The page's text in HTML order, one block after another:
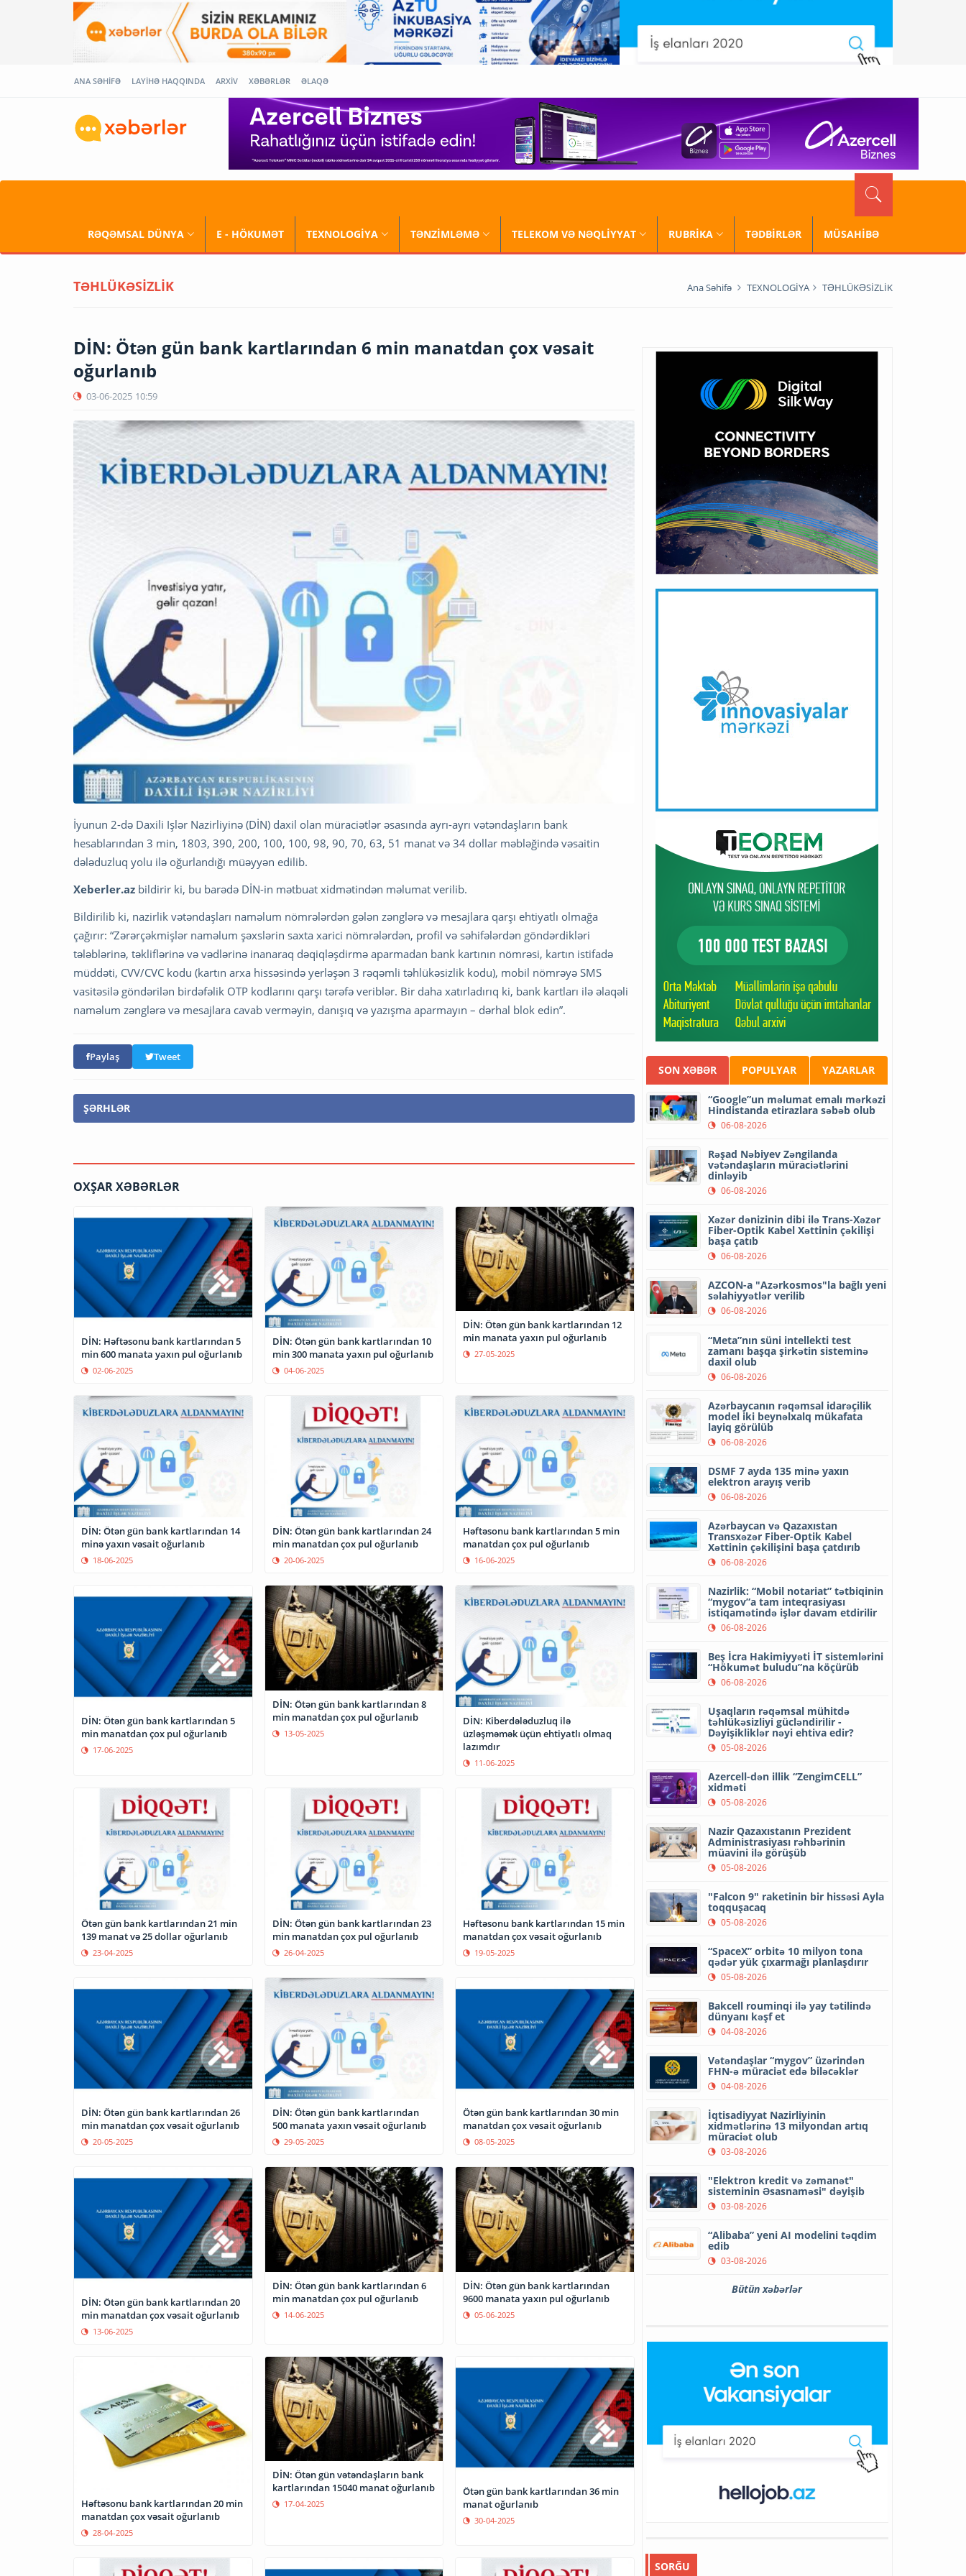
ANA SƏHİFƏ LAYİHƏ HAQQINDA ARXİV XƏBƏRLƏR ƏLAQƏ
RƏQƏMSAL DÜNYA E - HÖKUMƏT TEXNOLOGİYA TƏNZİMLƏMƏ TELEKOM VƏ NƏQLİYYAT RUBRİKA TƏDBİRLƏR MÜSAHİBƏ
TƏHLÜKƏSİZLİK Ana Səhifə TEXNOLOGİYA TƏHLÜKƏSİZLİK
DİN: Ötən gün bank kartlarından 6 min manatdan çox vəsait
oğurlanıb
03-06-2025 10:59
İyunun 2-də Daxili Işlər Nazirliyinə (DİN) daxil olan müraciətlər əsasında ayrı-ayrı vətəndaşların bank
hesablarından 3 min, 1803, 390, 200, 100, 100, 98, 90, 70, 63, 51 manat və 34 dollar məbləğində vəsaitin
dələduzluq yolu ilə oğurlandığı müəyyən edilib.
Xeberler.az bildirir ki, bu barədə DİN-in mətbuat xidmətindən məlumat verilib.
Bildirilib ki, nazirlik vətəndaşları naməlum nömrələrdən gələn zənglərə və mesajlara qarşı ehtiyatlı olmağa
çağırır: “Zərərçəkmişlər naməlum şəxslərin saxta xarici nömrələrdən, profil və səhifələrdən göndərdikləri
tələblərinə, təkliflərinə və vədlərinə inanaraq dəqiqləşdirmə aparmadan bank kartının nömrəsi, kartın istifadə
müddəti, CVV/CVC kodu (kartın arxa hissəsində yerləşən 3 rəqəmli təhlükəsizlik kodu), mobil nömrəyə SMS
vasitəsilə göndərilən birdəfəlik OTP kodlarını qarşı tərəfə veriblər. Bir daha xatırladırıq ki, bank kartları ilə əlaqəli
naməlum zənglərə və mesajlara cavab verməyin, danışıq və yazışma aparmayın – dərhal blok edin”.
Paylaş Tweet
ŞƏRHLƏR
OXŞAR XƏBƏRLƏR
DİN: Həftəsonu bank kartlarından 5
min 600 manata yaxın pul oğurlanıb
02-06-2025
DİN: Ötən gün bank kartlarından 10
min 300 manata yaxın pul oğurlanıb
04-06-2025
DİN: Ötən gün bank kartlarından 12
min manata yaxın pul oğurlanıb
27-05-2025
DİN: Ötən gün bank kartlarından 14
minə yaxın vəsait oğurlanıb
18-06-2025
DİN: Ötən gün bank kartlarından 24
min manatdan çox pul oğurlanıb
20-06-2025
Həftəsonu bank kartlarından 5 min
manatdan çox pul oğurlanıb
16-06-2025
DİN: Ötən gün bank kartlarından 5
min manatdan çox pul oğurlanıb
17-06-2025
DİN: Ötən gün bank kartlarından 8
min manatdan çox pul oğurlanıb
13-05-2025
DİN: Kiberdələduzluq ilə
üzləşməmək üçün ehtiyatlı olmaq
lazımdır
11-06-2025
Ötən gün bank kartlarından 21 min
139 manat və 25 dollar oğurlanıb
23-04-2025
DİN: Ötən gün bank kartlarından 23
min manatdan çox pul oğurlanıb
26-04-2025
Həftəsonu bank kartlarından 15 min
manatdan çox vəsait oğurlanıb
19-05-2025
DİN: Ötən gün bank kartlarından 26
min manatdan çox vəsait oğurlanıb
20-05-2025
DİN: Ötən gün bank kartlarından
500 manata yaxın vəsait oğurlanıb
29-05-2025
Ötən gün bank kartlarından 30 min
manatdan çox vəsait oğurlanıb
08-05-2025
DİN: Ötən gün bank kartlarından 20
min manatdan çox vəsait oğurlanıb
13-06-2025
DİN: Ötən gün bank kartlarından 6
min manatdan çox pul oğurlanıb
14-06-2025
DİN: Ötən gün bank kartlarından
9600 manata yaxın pul oğurlanıb
05-06-2025
Həftəsonu bank kartlarından 20 min
manatdan çox vəsait oğurlanıb
28-04-2025
DİN: Ötən gün vətəndaşların bank
kartlarından 15040 manat oğurlanıb
17-04-2025
Ötən gün bank kartlarından 36 min
manat oğurlanıb
30-04-2025
SON XƏBƏR POPULYAR YAZARLAR
“Google”un məlumat emalı mərkəzi
Hindistanda etirazlara səbəb olub
06-08-2026
Rəşad Nəbiyev Zəngilanda
vətəndaşların müraciətlərini
dinləyib
06-08-2026
Xəzər dənizinin dibi ilə Trans-Xəzər
Fiber-Optik Kabel Xəttinin çəkilişi
başa çatıb
06-08-2026
AZCON-a "Azərkosmos"la bağlı yeni
səlahiyyətlər verilib
06-08-2026
“Meta”nın süni intellekti test
zamanı başqa şirkətin sisteminə
daxil olub
06-08-2026
Azərbaycanın rəqəmsal idarəçilik
model iki beynəlxalq mükafata
layiq görülüb
06-08-2026
DSMF 7 ayda 135 minə yaxın
elektron arayış verib
06-08-2026
Azərbaycan və Qazaxıstan
Transxəzər Fiber-Optik Kabel
Xəttinin çəkilişini başa çatdırıb
06-08-2026
Nazirlik: “Mobil notariat” tətbiqinin
“mygov”a tam inteqrasiyası
istiqamətində işlər davam etdirilir
06-08-2026
Beş İcra Hakimiyyəti İT sistemlərini
“Hökumət buludu”na köçürüb
06-08-2026
Uşaqların rəqəmsal mühitdə
təhlükəsizliyi gücləndirilir -
Dəyişikliklər nəyi ehtiva edir?
05-08-2026
Azercell-dən illik “ZengimCELL”
xidməti
05-08-2026
Nazir Qazaxıstanın Prezident
Administrasiyası rəhbərinin
müavini ilə görüşüb
05-08-2026
"Falcon 9" raketinin bir hissəsi Ayla
toqquşacaq
05-08-2026
“SpaceX” orbitə 10 milyon tona
qədər yük çıxarmağı planlaşdırır
05-08-2026
Bakcell rouminqi ilə yay tətilində
dünyanı kəşf et
04-08-2026
Vətəndaşlar “mygov” üzərindən
FHN-ə müraciət edə biləcəklər
04-08-2026
İqtisadiyyat Nazirliyinin
xidmətlərinə 13 milyondan artıq
müraciət olub
03-08-2026
"Elektron kredit və zəmanət"
sisteminin Əsasnaməsi" dəyişib
03-08-2026
“Alibaba” yeni AI modelini təqdim
edib
03-08-2026
Bütün xəbərlər
SORĞU